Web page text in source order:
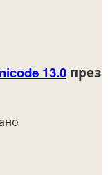
13.0 през